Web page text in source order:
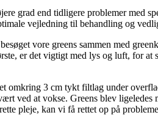
grad end tidligere problemer med
vejledning til behandling og
vore greens sammen med
er det vigtigt med lys og luft, for
omkring 3 cm tykt filtlag under
ved at vokse. Greens blev
pleje, kan vi få rettet op på